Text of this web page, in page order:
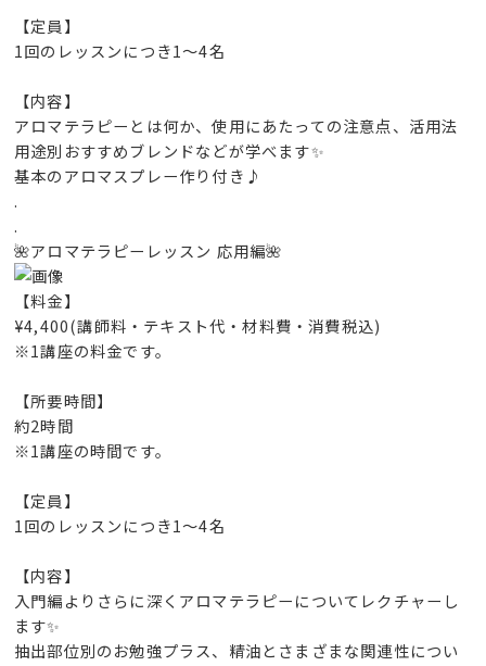
【定員】
1回のレッスンにつき1～4名
【内容】
アロマテラピーとは何か、使用にあたっての注意点、活用法
用途別おすすめブレンドなどが学べます✨
基本のアロマスプレー作り付き♪
.
.
🌺アロマテラピーレッスン 応用編🌺
【料金】
¥4,400(講師料・テキスト代・材料費・消費税込)
※1講座の料金です。
【所要時間】
約2時間
※1講座の時間です。
【定員】
1回のレッスンにつき1～4名
【内容】
入門編よりさらに深くアロマテラピーについてレクチャーし
ます✨
抽出部位別のお勉強プラス、精油とさまざまな関連性につい